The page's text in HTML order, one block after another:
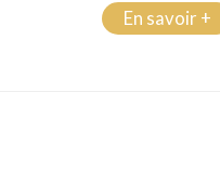
En savoir +